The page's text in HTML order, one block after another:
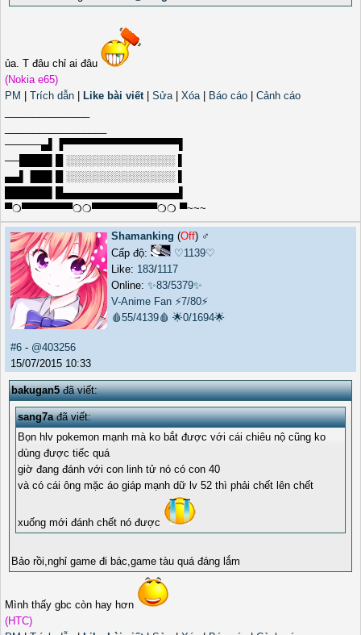
ủa. T đâu chỉ ai đâu
(Nokia e65)
PM
Trích dẫn Like bài viết| Sửa| Xóa| Báo cáo
Cảnh cáo
─────▄▌▐▀▀▀▀▀▀▀▀▀▀▀▀▀▀▀▀▌
──████▌█ ░░░░░░░░░░░░░░░ ▌
▄▄▌▐██▌█ ░░░░░░░░░░░░░░░ ▌
██████▌█▄▄▄▄▄▄▄▄▄▄▄▄▄▄▄▄▌
▀❍▀▀▀▀▀▀▀❍❍▀▀▀▀▀▀▀▀▀❍❍ ▀~~~
Shamanking (Off) ♂️
Cấp độ:
♡1139♡
Like: 183/1117
Online: ✨83/5379✨
V-Anime Fan ⚡7/80⚡
🩸55/4139🩸 🌟0/1694🌟
#6 - @403256
15/07/2015 10:33
bakugan5đã viết:
sang7ađã viết:
Bọn hlv pokemon mạnh mà ko bắt được với cái chiêu nộ cũng ko
dùng được tiếc quá
giờ đang đánh với con linh tử nó có con 40
và có cái ông mặc áo giáp mạnh dữ lv 52 thì phải chết lên chết
xuống mới đánh chết nó được
Bảo rồi,nghỉ game đi bác,game tàu quá đáng lắm
Mình thấy gbc còn hay hơn
(HTC)